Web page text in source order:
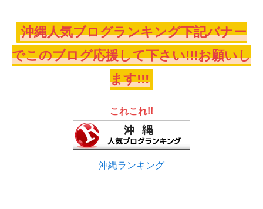
沖縄人気ブログランキング下記バナー
でこのブログ応援して下さい!!!お願いし
ます!!!
これこれ!!
沖縄ランキング